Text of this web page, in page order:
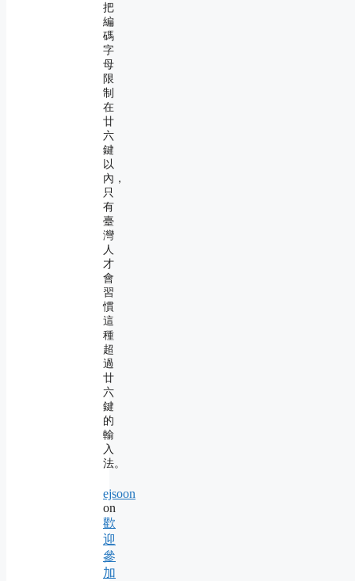
把
編
碼
字
母
限
制
在
廿
六
鍵
以
內，
只
有
臺
灣
人
才
會
習
慣
這
種
超
過
廿
六
鍵
的
輸
入
法。
ejsoon
on
歡
迎
參
加